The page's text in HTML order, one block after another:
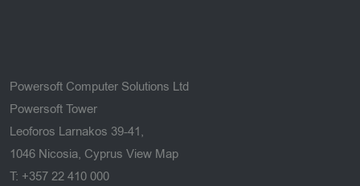
Powersoft Computer Solutions Ltd
Powersoft Tower
Leoforos Larnakos 39-41,
1046 Nicosia, Cyprus View Map
T: +357 22 410 000